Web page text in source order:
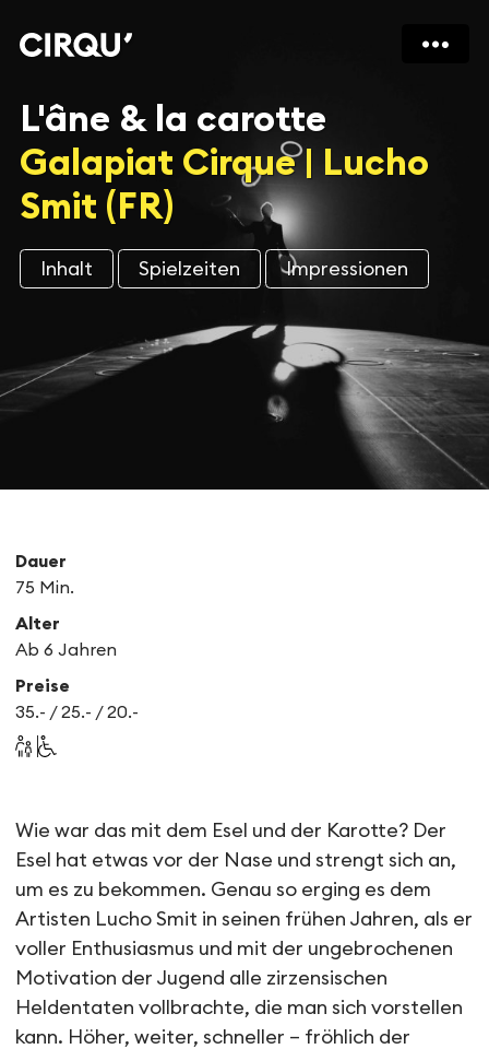
L'âne & la carotte
Galapiat Cirque | Lucho
Smit (FR)
Inhalt Spielzeiten Impressionen
L'âne & la carotte
Wie war das mit dem Esel und der Karotte? Der
Esel hat etwas vor der Nase und strengt sich an,
um es zu bekommen. Genau so erging es dem
Artisten Lucho Smit in seinen frühen Jahren, als er
voller Enthusiasmus und mit der ungebrochenen
Motivation der Jugend alle zirzensischen
Heldentaten vollbrachte, die man sich vorstellen
kann. Höher, weiter, schneller – fröhlich der
Dauer
75 Min.
Alter
Ab 6 Jahren
Preise
35.- / 25.- / 20.-